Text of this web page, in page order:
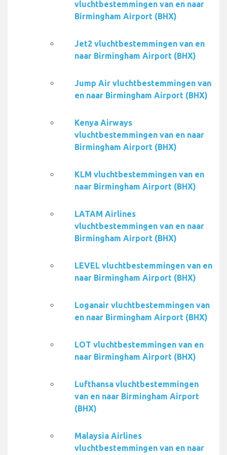
vluchtbestemmingen van en naar
Birmingham Airport (BHX)
Jet2 vluchtbestemmingen van en
naar Birmingham Airport (BHX)
Jump Air vluchtbestemmingen van
en naar Birmingham Airport (BHX)
Kenya Airways
vluchtbestemmingen van en naar
Birmingham Airport (BHX)
KLM vluchtbestemmingen van en
naar Birmingham Airport (BHX)
LATAM Airlines
vluchtbestemmingen van en naar
Birmingham Airport (BHX)
LEVEL vluchtbestemmingen van en
naar Birmingham Airport (BHX)
Loganair vluchtbestemmingen van
en naar Birmingham Airport (BHX)
LOT vluchtbestemmingen van en
naar Birmingham Airport (BHX)
Lufthansa vluchtbestemmingen
van en naar Birmingham Airport
(BHX)
Malaysia Airlines
vluchtbestemmingen van en naar